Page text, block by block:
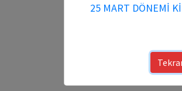
25 MART DÖNEMİ